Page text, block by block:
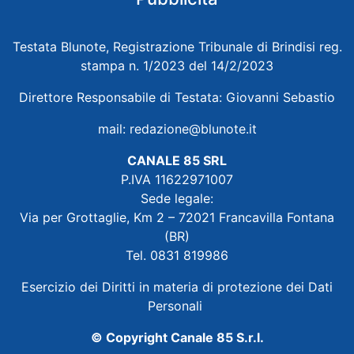
Testata Blunote, Registrazione Tribunale di Brindisi reg.
stampa n. 1/2023 del 14/2/2023
Direttore Responsabile di Testata: Giovanni Sebastio
mail: redazione@blunote.it
CANALE 85 SRL
P.IVA 11622971007
Sede legale:
Via per Grottaglie, Km 2 – 72021 Francavilla Fontana
(BR)
Tel. 0831 819986
Esercizio dei Diritti in materia di protezione dei Dati
Personali
© Copyright Canale 85 S.r.l.